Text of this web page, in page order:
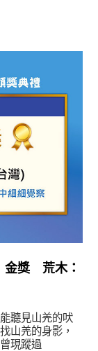
金獎 荒木：
聽見山羌的吠
山羌的身影，
現蹤過